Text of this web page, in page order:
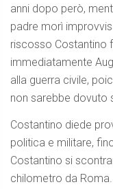
anni dopo però,
padre morì
riscosso Costantino
immediatamente
alla guerra civile,
non sarebbe dovuto
Costantino diede
politica e militare,
Costantino si
chilometro da